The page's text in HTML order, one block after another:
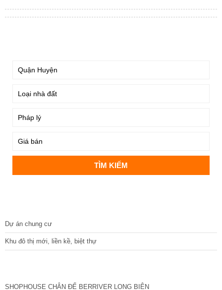
Dự án chung cư
Khu đô thị mới, liền kề, biệt thự
SHOPHOUSE CHÂN ĐẾ BERRIVER LONG BIÊN